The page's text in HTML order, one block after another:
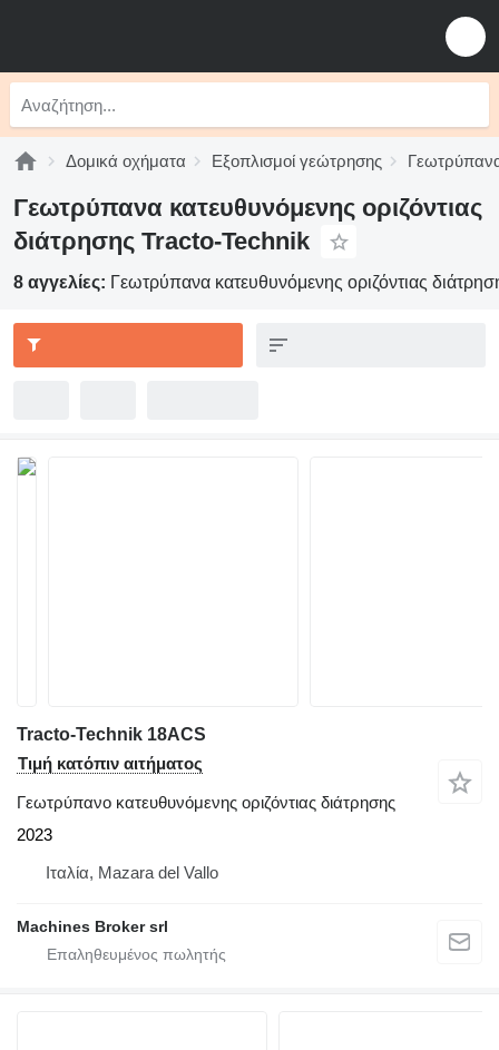
Δομικά οχήματα Εξοπλισμοί γεώτρησης Γεωτρύπανα
Γεωτρύπανα κατευθυνόμενης οριζόντιας
διάτρησης Tracto-Technik
8 αγγελίες: Γεωτρύπανα κατευθυνόμενης οριζόντιας
Tracto-Technik 18ACS
Τιμή κατόπιν αιτήματος
Γεωτρύπανο κατευθυνόμενης οριζόντιας διάτρησης
2023
Ιταλία, Mazara del Vallo
Machines Broker srl